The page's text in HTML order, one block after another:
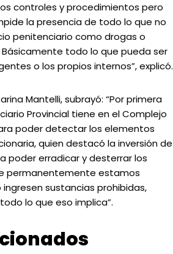
controles y procedimientos pero
la presencia de todo lo que no
penitenciario como drogas o
todo lo que pueda ser
o los propios internos”, explicó.
Mantelli, subrayó: “Por primera
Provincial tiene en el Complejo
poder detectar los elementos
quien destacó la inversión de
poder erradicar y desterrar los
permanentemente estamos
sustancias prohibidas,
lo que eso implica”.